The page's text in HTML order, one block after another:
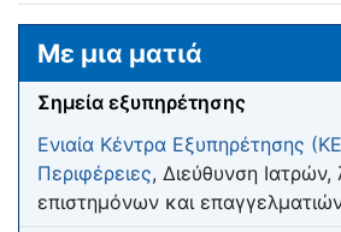
Μετάβαση σε: πλοήγηση
Με μια ματιά
Σημεία εξυπηρέτησης
Ενιαία Κέντρα Εξυπηρέτησης
Περιφέρειες, Διεύθυνση Ιατρών,
επιστημόνων και